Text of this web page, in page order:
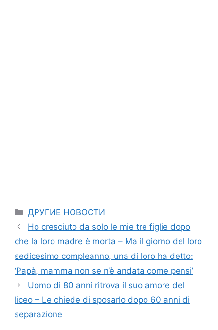
Categories
ДРУГИЕ НОВОСТИ
Ho cresciuto da solo le mie tre figlie dopo
che la loro madre è morta – Ma il giorno del loro
sedicesimo compleanno, una di loro ha detto:
‘Papà, mamma non se n’è andata come pensi’
Uomo di 80 anni ritrova il suo amore del
liceo – Le chiede di sposarlo dopo 60 anni di
separazione